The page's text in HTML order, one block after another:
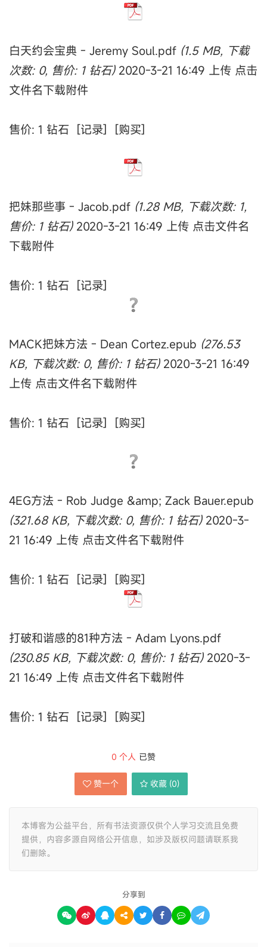
白天约会宝典 - Jeremy Soul.pdf (1.5 MB, 下载
次数: 0, 售价: 1 钻石) 2020-3-21 16:49 上传 点击
文件名下载附件
售价: 1 钻石 [记录] [购买]
把妹那些事 - Jacob.pdf (1.28 MB, 下载次数: 1,
售价: 1 钻石) 2020-3-21 16:49 上传 点击文件名
下载附件
售价: 1 钻石 [记录]
MACK把妹方法 - Dean Cortez.epub (276.53
KB, 下载次数: 0, 售价: 1 钻石) 2020-3-21 16:49
上传 点击文件名下载附件
售价: 1 钻石 [记录] [购买]
4EG方法 - Rob Judge &amp; Zack Bauer.epub
(321.68 KB, 下载次数: 0, 售价: 1 钻石) 2020-3-
21 16:49 上传 点击文件名下载附件
售价: 1 钻石 [记录] [购买]
打破和谐感的81种方法 - Adam Lyons.pdf
(230.85 KB, 下载次数: 0, 售价: 1 钻石) 2020-3-
21 16:49 上传 点击文件名下载附件
售价: 1 钻石 [记录] [购买]
0 个人 已赞
赞一个 收藏 (0)
本博客为公益平台，所有书法资源仅供个人学习交流且免费
提供，内容多源自网络公开信息，如涉及版权问题请联系我
们删除。
分享到